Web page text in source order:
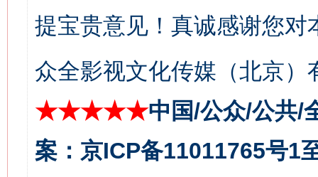
提宝贵意见！真诚感谢您
众全影视文化传媒（北京）
★★★★★中国/公众/公共/
案：京ICP备11011765号1
在谋一域中谋全局
今